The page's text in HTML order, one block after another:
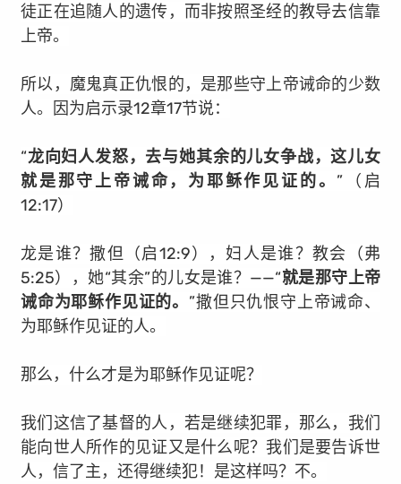
徒正在追随人的遗传，而非按照圣经的教导去信靠
上帝。
所以，魔鬼真正仇恨的，是那些守上帝诫命的少数
人。因为启示录12章17节说：
“龙向妇人发怒，去与她其余的儿女争战，这儿女
就是那守上帝诫命，为耶稣作见证的。 ”（启
12:17）
龙是谁？撒但（启12:9），妇人是谁？教会（弗
5:25），她“其余”的儿女是谁？——“就是那守上帝
诫命为耶稣作见证的。 ”撒但只仇恨守上帝诫命、
为耶稣作见证的人。
那么，什么才是为耶稣作见证呢？
我们这信了基督的人，若是继续犯罪，那么，我们
能向世人所作的见证又是什么呢？我们是要告诉世
人，信了主，还得继续犯！是这样吗？不。